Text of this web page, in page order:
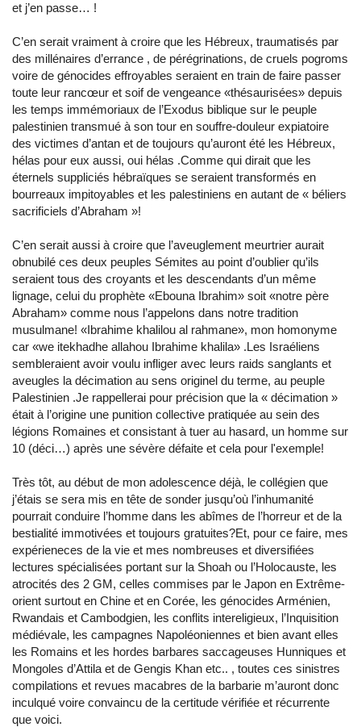
et j’en passe… !
C’en serait vraiment à croire que les Hébreux, traumatisés par
des millénaires d’errance , de pérégrinations, de cruels pogroms
voire de génocides effroyables seraient en train de faire passer
toute leur rancœur et soif de vengeance «thésaurisées» depuis
les temps immémoriaux de l’Exodus biblique sur le peuple
palestinien transmué à son tour en souffre-douleur expiatoire
des victimes d’antan et de toujours qu’auront été les Hébreux,
hélas pour eux aussi, oui hélas .Comme qui dirait que les
éternels suppliciés hébraïques se seraient transformés en
bourreaux impitoyables et les palestiniens en autant de « béliers
sacrificiels d’Abraham »!
C’en serait aussi à croire que l’aveuglement meurtrier aurait
obnubilé ces deux peuples Sémites au point d’oublier qu’ils
seraient tous des croyants et les descendants d’un même
lignage, celui du prophète «Ebouna Ibrahim» soit «notre père
Abraham» comme nous l’appelons dans notre tradition
musulmane! «Ibrahime khalilou al rahmane», mon homonyme
car «we itekhadhe allahou Ibrahime khalila» .Les Israéliens
sembleraient avoir voulu infliger avec leurs raids sanglants et
aveugles la décimation au sens originel du terme, au peuple
Palestinien .Je rappellerai pour précision que la « décimation »
était à l’origine une punition collective pratiquée au sein des
légions Romaines et consistant à tuer au hasard, un homme sur
10 (déci…) après une sévère défaite et cela pour l'exemple!
Très tôt, au début de mon adolescence déjà, le collégien que
j’étais se sera mis en tête de sonder jusqu’où l’inhumanité
pourrait conduire l’homme dans les abîmes de l’horreur et de la
bestialité immotivées et toujours gratuites?Et, pour ce faire, mes
expérieneces de la vie et mes nombreuses et diversifiées
lectures spécialisées portant sur la Shoah ou l’Holocauste, les
atrocités des 2 GM, celles commises par le Japon en Extrême-
orient surtout en Chine et en Corée, les génocides Arménien,
Rwandais et Cambodgien, les conflits intereligieux, l’Inquisition
médiévale, les campagnes Napoléoniennes et bien avant elles
les Romains et les hordes barbares saccageuses Hunniques et
Mongoles d’Attila et de Gengis Khan etc.. , toutes ces sinistres
compilations et revues macabres de la barbarie m’auront donc
inculqué voire convaincu de la certitude vérifiée et récurrente
que voici.